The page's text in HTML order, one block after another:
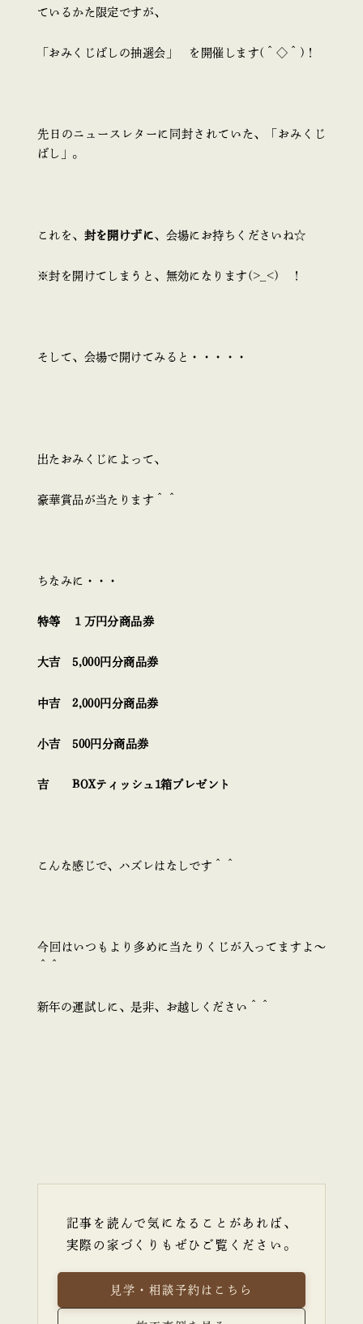
ているかた限定ですが、
「おみくじばしの抽選会」 を開催します(＾◇＾)！
先日のニュースレターに同封されていた、「おみくじ
ばし」。
これを、 封を開けずに、会場にお持ちくださいね☆
※封を開けてしまうと、無効になります(>_<) ！
そして、会場で開けてみると・・・・・
出たおみくじによって、
豪華賞品が当たります＾＾
ちなみに・・・
特等 １万円分商品券
大吉 5,000円分商品券
中吉 2,000円分商品券
小吉 500円分商品券
吉 BOXティッシュ1箱プレゼント
こんな感じで、ハズレはなしです＾＾
今回はいつもより多めに当たりくじが入ってますよ～
新年の運試しに、是非、お越しください＾＾
記事を読んで気になることがあれば、
実際の家づくりもぜひご覧ください。
見学・相談予約はこちら